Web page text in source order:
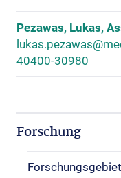
Pezawas, Lukas,
40400-30980
Forschung